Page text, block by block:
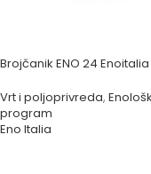
Brojčanik ENO 24 Enoitalia
Vrt i poljoprivreda,
program
Eno Italia